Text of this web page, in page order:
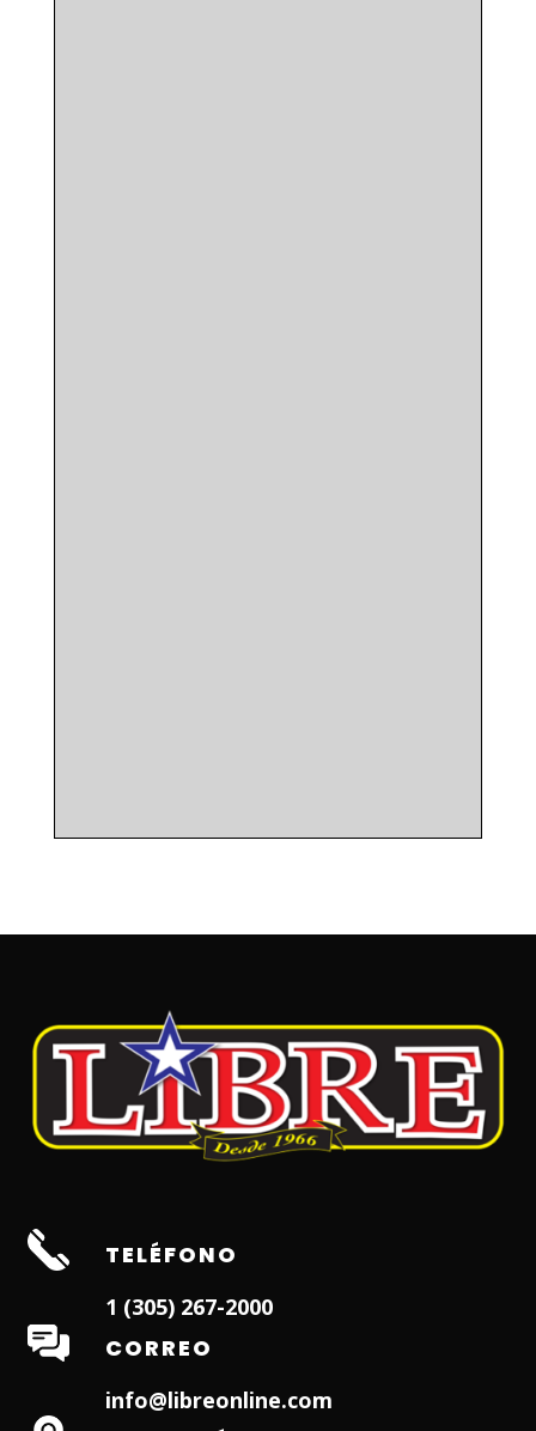
TELÉFONO
1 (305) 267-2000
CORREO
info@libreonline.com